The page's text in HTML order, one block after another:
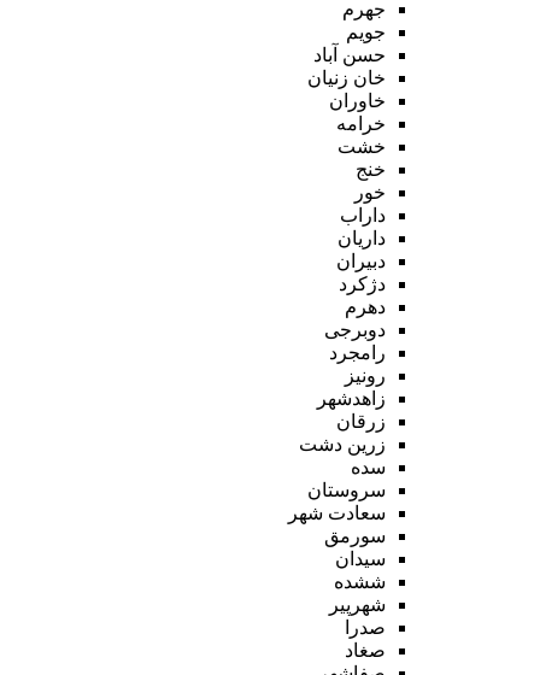
جهرم
جویم
حسن آباد
خان زنیان
خاوران
خرامه
خشت
خنج
خور
داراب
داریان
دبیران
دژکرد
دهرم
دوبرجی
رامجرد
رونیز
زاهدشهر
زرقان
زرین دشت
سده
سروستان
سعادت شهر
سورمق
سیدان
ششده
شهرپیر
صدرا
صغاد